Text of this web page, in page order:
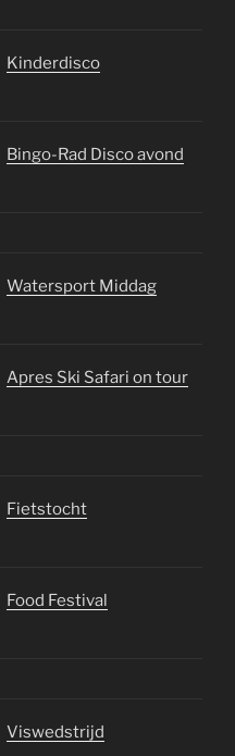
Kinderdisco
Bingo-Rad Disco avond
Watersport Middag
Apres Ski Safari on tour
Fietstocht
Food Festival
Viswedstrijd